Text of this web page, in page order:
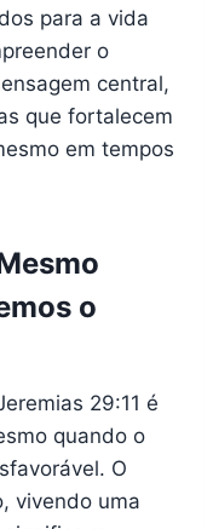
para a vida
o
central,
que fortalecem
em tempos
o
29:11 é
quando o
O
vivendo uma